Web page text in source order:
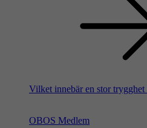
Vilket innebär en stor
OBOS Medlem